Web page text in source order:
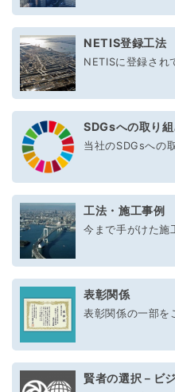
NETIS登録工法
NETISに登録され
SDGsへの取り
当社のSDGsへの
工法・施工事例
今まで手がけた施
表彰関係
表彰関係の一部を
賢者の選択－ビ